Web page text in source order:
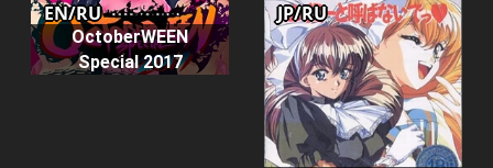
OctoberWEEN
Special 2017
EN/RU JP/RU